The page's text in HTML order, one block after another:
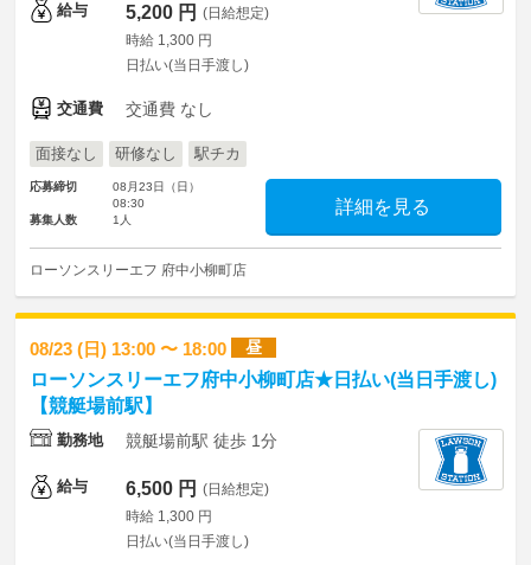
給与 5,200 円 (日給想定)
時給 1,300 円
日払い(当日手渡し)
交通費 交通費 なし
面接なし 研修なし 駅チカ
応募締切
08月23日（日）
08:30
募集人数
1人
詳細を見る
ローソンスリーエフ 府中小柳町店
08/23 (日) 13:00 〜 18:00 昼
ローソンスリーエフ府中小柳町店★日払い(当日手渡し)
【競艇場前駅】
勤務地 競艇場前駅 徒歩 1分
給与 6,500 円 (日給想定)
時給 1,300 円
日払い(当日手渡し)